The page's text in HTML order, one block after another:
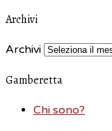
Archivi
Archivi
Gamberetta
Chi sono?